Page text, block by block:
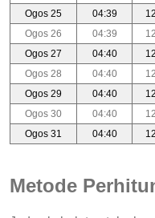
Ogos 25
04:39
Ogos 26
04:39
Ogos 27
04:40
Ogos 28
04:40
Ogos 29
04:40
Ogos 30
04:40
Ogos 31
04:40
Metode